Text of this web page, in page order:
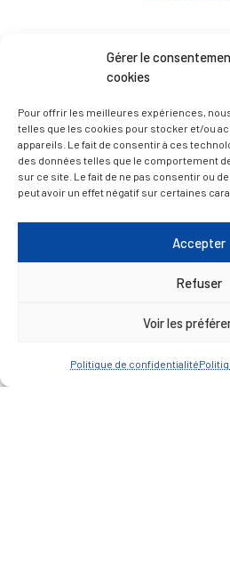
Gérer le
cookies
Pour offrir les meilleures expériences,
telles que les cookies pour stocker et/ou
appareils. Le fait de consentir à ces
des données telles que le comportement
sur ce site. Le fait de ne pas consentir ou
peut avoir un effet négatif sur certaines
Accepter
Refuser
Voir les
Politique de confidentialité
ACCÈS RAPIDE
— Faire une recherche
A